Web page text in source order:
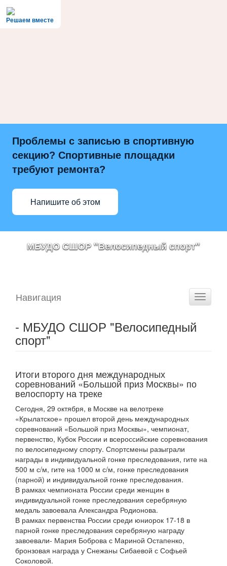
Решаем вместе
Проблемы с записью в спортивную
секцию? Спортивные площадки
требуют ремонта?
Напишите об этом
МБУДО СШОР "Велосипедный спорт"
Toggle
Навигация
- МБУДО СШОР "Велосипедный
спорт"
Итоги второго дня международных
соревнований «Большой приз Москвы» по
велоспорту на треке
Сегодня, 29 октября, в Москве на велотреке
«Крылатское» прошел второй день международных
соревнований «Большой приз Москвы», чемпионат,
первенство, Кубок России и всероссийские соревнования
по велосипедному спорту. Спортсмены разыграли
награды в индивидуальной гонке преследования, гите на
500 м с/м, гите на 1000 м с/м, гонке преследования
(парной) и индивидуальной гонке преследования.
В рамках чемпионата России среди женщин в
индивидуальной гонке преследования серебряную
медаль завоевала Александра Родионова.
В рамках первенства России среди юниорок 17-18 в
парной гонке преследования серебряную награду
завоевали- Мария Боброва с Мариной Остапенко,
бронзовая награда у Снежаны Сибаевой с Софьей
Соколовой.